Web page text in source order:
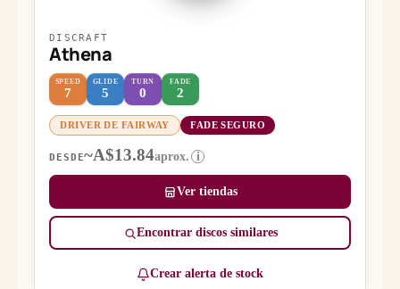
DISCRAFT
Athena
SPEED
7
GLIDE
5
TURN
0
FADE
2
DRIVER DE FAIRWAY FADE SEGURO
DESDE~A$13.84aprox. i
Ver tiendas
Encontrar discos similares
Crear alerta de stock